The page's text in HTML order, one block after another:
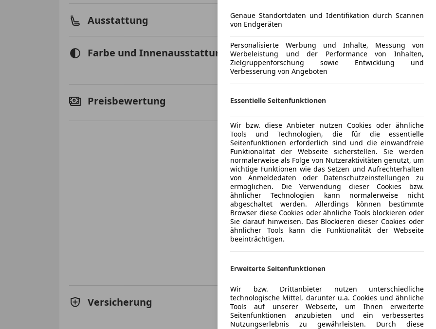
Ausstattung Komfort
Einparkhilfe
Elektrische
Elektrische
Klimaanlage
USB
Sicherheit
LED-
Mehr anzeigen
Farbe und Innenausstattung Außenfarbe
Grau
Lackierung
Preisbewertung Mehr anzeigen
Versicherung Kfz-Versicherung
Versicherungsschutz an Ihre Bedürfnisse
Genaue Standortdaten und Identifikation durch Scannen
von Endgeräten
Personalisierte Werbung und Inhalte, Messung von
Werbeleistung und der Performance von Inhalten,
Zielgruppenforschung sowie Entwicklung und
Verbesserung von Angeboten
Essentielle Seitenfunktionen
Wir bzw. diese Anbieter nutzen Cookies oder ähnliche
Tools und Technologien, die für die essentielle
Seitenfunktionen erforderlich sind und die einwandfreie
Funktionalität der Webseite sicherstellen. Sie werden
normalerweise als Folge von Nutzeraktivitäten genutzt, um
wichtige Funktionen wie das Setzen und Aufrechterhalten
von Anmeldedaten oder Datenschutzeinstellungen zu
ermöglichen. Die Verwendung dieser Cookies bzw.
ähnlicher Technologien kann normalerweise nicht
abgeschaltet werden. Allerdings können bestimmte
Browser diese Cookies oder ähnliche Tools blockieren oder
Sie darauf hinweisen. Das Blockieren dieser Cookies oder
ähnlicher Tools kann die Funktionalität der Webseite
beeinträchtigen.
Erweiterte Seitenfunktionen
Wir bzw. Drittanbieter nutzen unterschiedliche
technologische Mittel, darunter u.a. Cookies und ähnliche
Tools auf unserer Webseite, um Ihnen erweiterte
Seitenfunktionen anzubieten und ein verbessertes
Nutzungserlebnis zu gewährleisten. Durch diese